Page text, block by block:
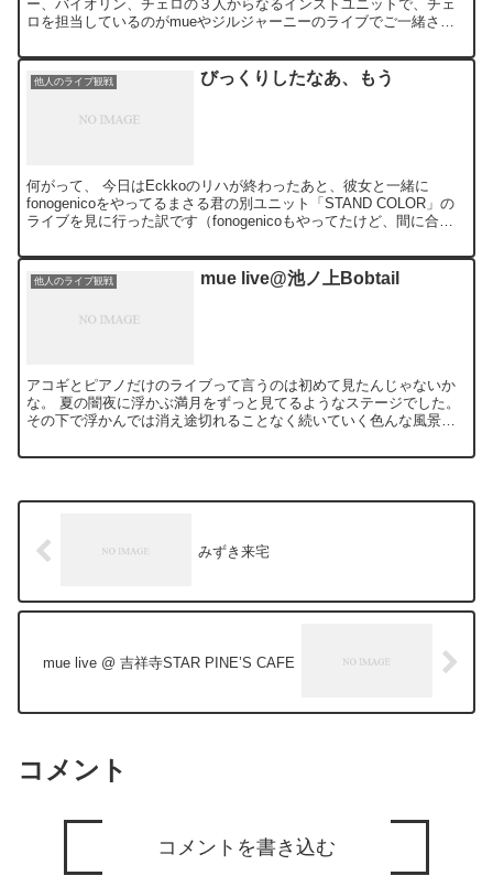
ー、バイオリン、チェロの３人からなるインストユニットで、チェ
ロを担当しているのがmueやジルジャーニーのライブでご一緒させ
他人のライブ観戦 びっくりしたなあ、もう
何がって、 今日はEckkoのリハが終わったあと、彼女と一緒に
fonogenicoをやってるまさる君の別ユニット「STAND COLOR」の
ライブを見に行った訳です（fonogenicoもやってたけど、間に合わ
他人のライブ観戦 mue live@池ノ上Bobtail
アコギとピアノだけのライブって言うのは初めて見たんじゃないか
な。 夏の闇夜に浮かぶ満月をずっと見てるようなステージでした。
その下で浮かんでは消え途切れることなく続いていく色んな風景が
みずき来宅
mue live @ 吉祥寺STAR PINE’S CAFE
コメント
コメントを書き込む